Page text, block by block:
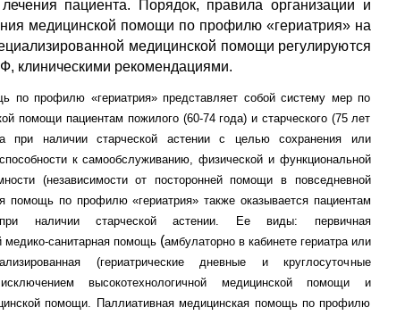
пациента.
Порядок, правила организации и
медицинской помощи по профилю «гериатрия» на
медицинской помощи регулируются
клиническими рекомендациями.
по профилю «гериатрия» представляет собой систему мер по
помощи пациентам пожилого (60-74 года) и старческого (75 лет
при наличии старческой астении с целью сохранения или
к самообслуживанию, физической и функциональной
(независимости от посторонней помощи в повседневной
помощь по профилю «гериатрия» также оказывается пациентам
наличии старческой астении. Ее виды: первичная
медико-санитарная помощь(амбулаторно в кабинете гериатра или
(гериатрические дневные и круглосуточные
высокотехнологичной медицинской помощи и
помощи. Паллиативная медицинская помощь по профилю